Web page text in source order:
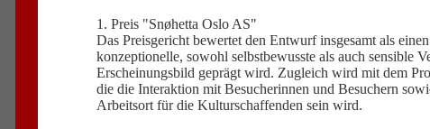
1. Preis "Snøhetta Oslo AS"
Das Preisgericht bewertet den Entwurf insgesamt als
konzeptionelle, sowohl selbstbewusste als auch sensible
Erscheinungsbild geprägt wird. Zugleich wird mit dem
die die Interaktion mit Besucherinnen und Besuchern
Arbeitsort für die Kulturschaffenden sein wird.